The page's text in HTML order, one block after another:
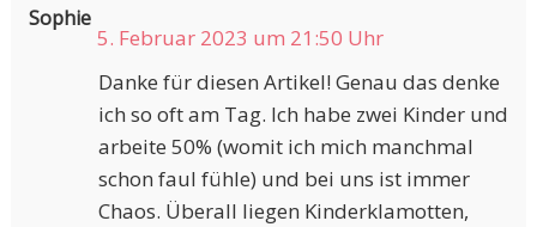
Sophie
5. Februar 2023 um 21:50 Uhr
Danke für diesen Artikel! Genau das denke
ich so oft am Tag. Ich habe zwei Kinder und
arbeite 50% (womit ich mich manchmal
schon faul fühle) und bei uns ist immer
Chaos. Überall liegen Kinderklamotten,